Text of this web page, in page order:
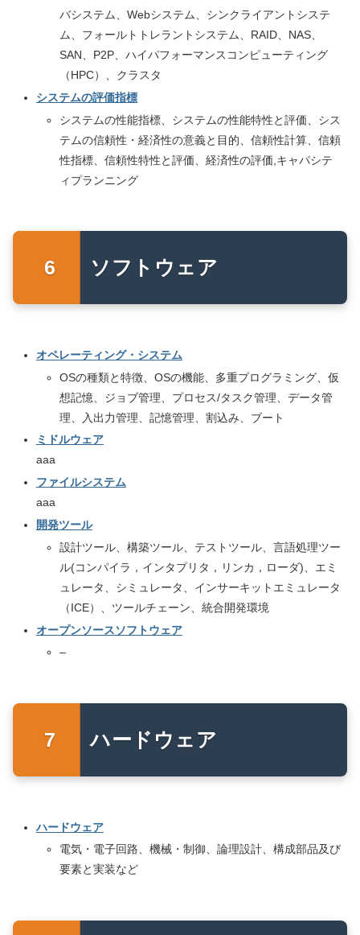
バシステム、Webシステム、シンクライアントシステ
ム、フォールトトレラントシステム、RAID、NAS、
SAN、P2P、ハイパフォーマンスコンピューティング
（HPC）、クラスタ
システムの評価指標
システムの性能指標、システムの性能特性と評価、シス
テムの信頼性・経済性の意義と目的、信頼性計算、信頼
性指標、信頼性特性と評価、経済性の評価,キャパシテ
ィプランニング
ソフトウェア
オペレーティング・システム
OSの種類と特徴、OSの機能、多重プログラミング、仮
想記憶、ジョブ管理、プロセス/タスク管理、データ管
理、入出力管理、記憶管理、割込み、ブート
ミドルウェア
aaa
ファイルシステム
aaa
開発ツール
設計ツール、構築ツール、テストツール、言語処理ツー
ル(コンパイラ，インタプリタ，リンカ，ローダ)、エミ
ュレータ、シミュレータ、インサーキットエミュレータ
（ICE）、ツールチェーン、統合開発環境
オープンソースソフトウェア
–
ハードウェア
ハードウェア
電気・電子回路、機械・制御、論理設計、構成部品及び
要素と実装など